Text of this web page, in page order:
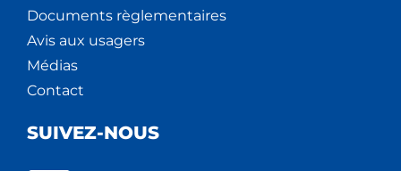
Documents règlementaires
Avis aux usagers
Médias
Contact
SUIVEZ-NOUS